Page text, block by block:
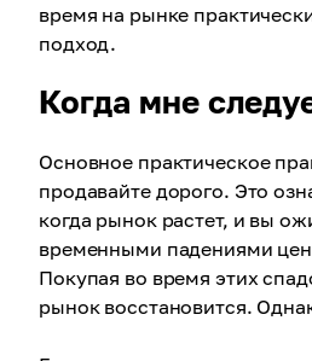
время на рынке
подход.
Когда мне
Основное практическое
продавайте дорого. Это
когда рынок растет, и вы
временными падениями
Покупая во время этих
рынок восстановится.